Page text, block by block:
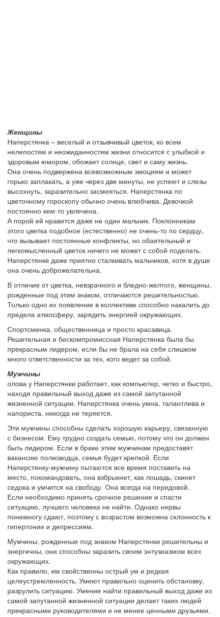
Женщины
Наперстянка – веселый и отзывчивый цветок, ко всем
нелепостям и неожиданностям жизни относится с улыбкой и
здоровым юмором, обожает солнце, свет и саму жизнь.
Она очень подвержена всевозможным эмоциям и может
горько заплакать, а уже через две минуты, не успеют и слезы
высохнуть, заразительно засмеяться. Наперстянка по
цветочному гороскопу обычно очень влюбчива. Девочкой
постоянно кем-то увлечена.
А порой ей нравится даже не один мальчик. Поклонникам
этого цветка подобное (естественно) не очень-то по сердцу,
что вызывает постоянные конфликты, но обаятельный и
легкомысленный цветок ничего не может с собой поделать.
Наперстянке даже приятно сталкивать мальчиков, хотя в душе
она очень доброжелательна.
В отличие от цветка, невзрачного и бледно-желтого, женщины,
рожденные под этим знаком, отличаются решительностью.
Только одно их появление в коллективе способно накалить до
предела атмосферу, зарядить энергией окружающих.
Спортсменка, общественница и просто красавица.
Решительная и бескомпромиссная Наперстянка была бы
прекрасным лидером, если бы не брала на себя слишком
много ответственности за тех, кого ведет за собой.
Мужчины
олова у Наперстянки работает, как компьютер, четко и быстро,
находя правильный выход даже из самой запутанной
жизненной ситуации. Наперстянка очень умна, талантлива и
напориста, никогда не теряется.
Эти мужчины способны сделать хорошую карьеру, связанную
с бизнесом. Ему трудно создать семью, потому что он должен
быть лидером. Если в браке этим мужчинам предоставят
вакансию полководца, семья будет крепкой. Если
Наперстянку-мужчину пытаются все время поставить на
место, покомандовать, она взбрыкнет, как лошадь, скинет
седока и умчится на свободу. Она всегда на передовой.
Если необходимо принять срочное решение и спасти
ситуацию, лучшего человека не найти. Однако нервы
понемногу сдают, поэтому с возрастом возможна склонность к
гипертонии и депрессиям.
Мужчины, рожденные под знаком Наперстянки решительны и
энергичны, они способны заразить своим энтузиазмом всех
окружающих.
Как правило, им свойственны острый ум и редкая
целеустремленность, Умеют правильно оценить обстановку,
разрулить ситуацию. Умение найти правильный выход даже из
самой запутанной жизненной ситуации делает таких людей
прекрасными руководителями и не менее ценными друзьями.